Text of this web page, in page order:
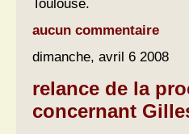
aucun commentaire
dimanche, avril 6 2008
relance de la
concernant